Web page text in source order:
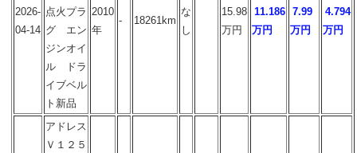
2026-
04-14
点火プラ
グ エン
ジンオイ
ル ドラ
イブベル
ト新品
2010
年
- 18261km
な
し
15.98
万円
11.186
万円
7.99
万円
4.794
万円
アドレス
Ｖ１２５